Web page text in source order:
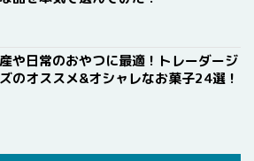
や日常のおやつに最適！トレーダージ
のオススメ&オシャレなお菓子24選！